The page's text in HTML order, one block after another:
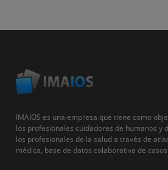
IMAIOS es una empresa que tiene como
los profesionales cuidadores de humanos y
los profesionales de la salud a través de
médica, base de datos colaborativa de